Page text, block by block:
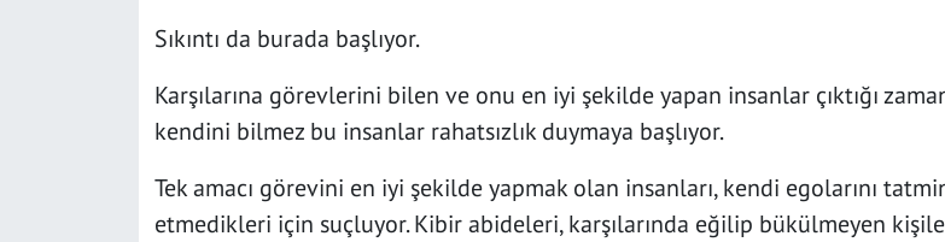
Sıkıntı da burada başlıyor.
Karşılarına görevlerini bilen ve onu en iyi şekilde yapan insanlar çıktığı
kendini bilmez bu insanlar rahatsızlık duymaya başlıyor.
Tek amacı görevini en iyi şekilde yapmak olan insanları, kendi egolarını
etmedikleri için suçluyor. Kibir abideleri, karşılarında eğilip bükülmeyen